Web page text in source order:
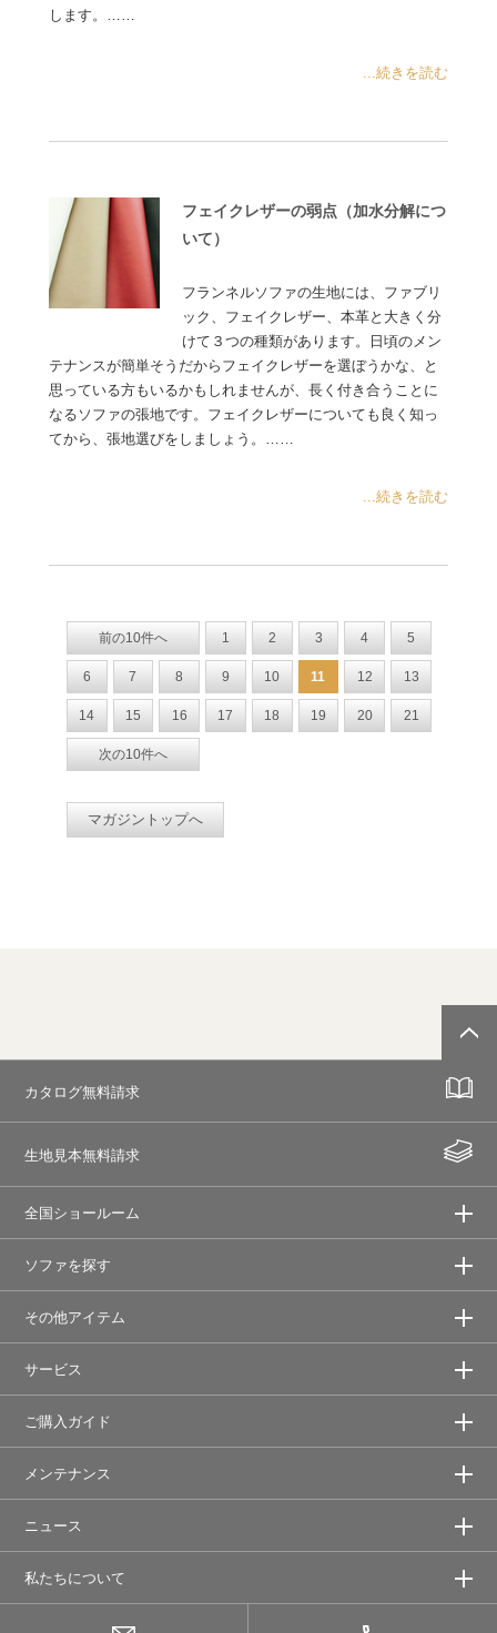
します。……
...続きを読む
フェイクレザーの弱点（加水分解につ
いて）
フランネルソファの生地には、ファブリ
ック、フェイクレザー、本革と大きく分
けて３つの種類があります。日頃のメン
テナンスが簡単そうだからフェイクレザーを選ぼうかな、と
思っている方もいるかもしれませんが、長く付き合うことに
なるソファの張地です。フェイクレザーについても良く知っ
てから、張地選びをしましょう。……
...続きを読む
前の10件へ 1 2 3 4 5
6 7 8 9 10 11 12 13
14 15 16 17 18 19 20 21
次の10件へ
マガジントップへ
カタログ無料請求
生地見本無料請求
全国ショールーム
ソファを探す
その他アイテム
サービス
ご購入ガイド
メンテナンス
ニュース
私たちについて